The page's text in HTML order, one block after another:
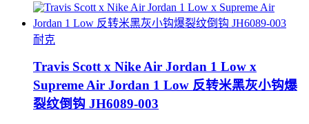
耐克
Travis Scott x Nike Air Jordan 1 Low x
Supreme Air Jordan 1 Low 反转米黑灰小钩爆
裂纹倒钩 JH6089-003